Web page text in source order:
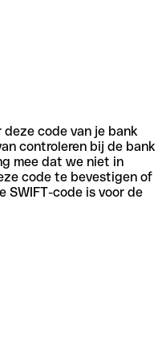
code van je bank
controleren bij de bank
mee dat we niet in
code te bevestigen of
SWIFT-code is voor de